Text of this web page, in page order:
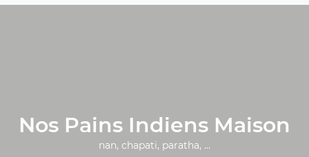
Nos Pains Indiens Maison
nan, chapati, paratha, ...